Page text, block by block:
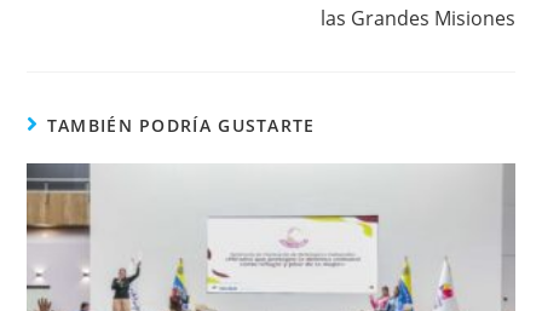
las Grandes Misiones
TAMBIÉN PODRÍA GUSTARTE